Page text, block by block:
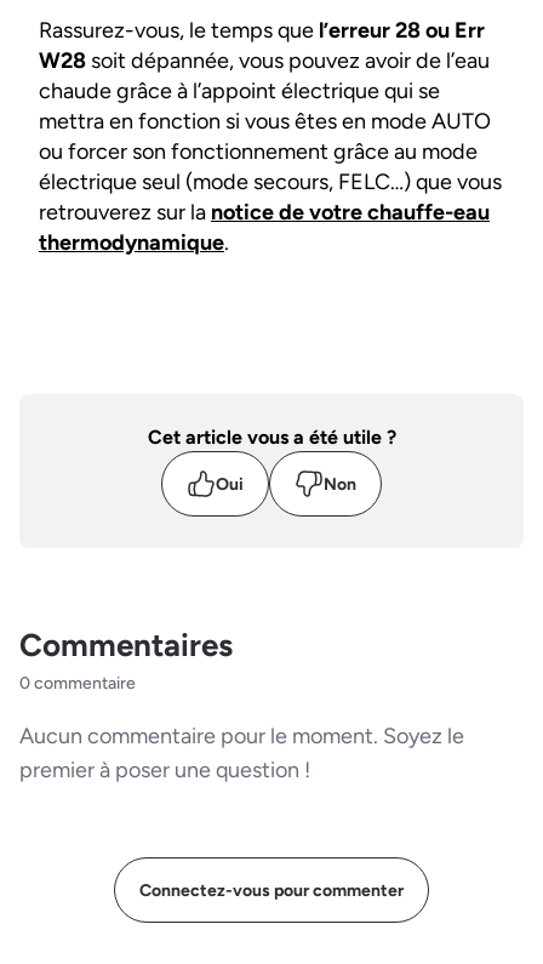
Rassurez-vous, le temps que l’erreur 28 ou Err
W28 soit dépannée, vous pouvez avoir de l’eau
chaude grâce à l’appoint électrique qui se
mettra en fonction si vous êtes en mode AUTO
ou forcer son fonctionnement grâce au mode
électrique seul (mode secours, FELC…) que vous
retrouverez sur la notice de votre chauffe-eau
thermodynamique.
Cet article vous a été utile ?
Oui Non
Commentaires
0 commentaire
Aucun commentaire pour le moment. Soyez le
premier à poser une question !
Connectez-vous pour commenter